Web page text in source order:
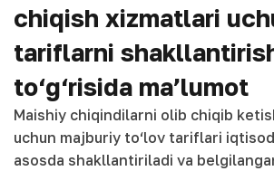
chiqish xizmatlari
tariflarni
to‘g‘risida ma’lumot
Maishiy chiqindilarni olib chiqib
uchun majburiy to‘lov tariflari
asosda shakllantiriladi va